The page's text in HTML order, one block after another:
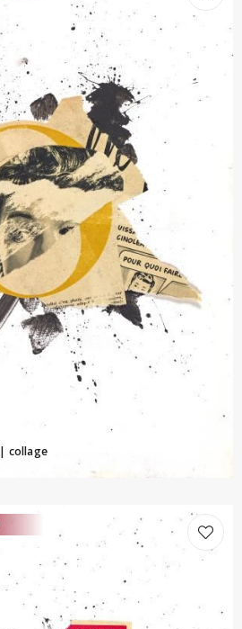
| collage